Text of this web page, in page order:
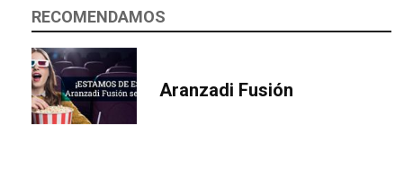
RECOMENDAMOS
Aranzadi Fusión